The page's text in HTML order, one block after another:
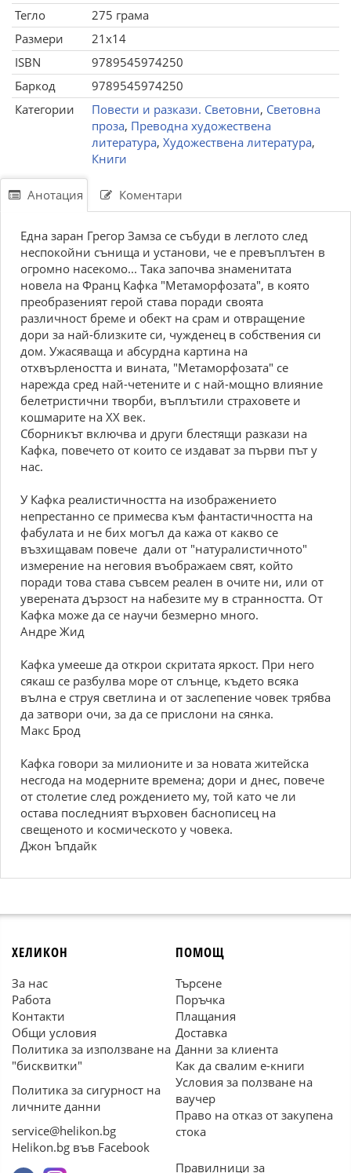
Тегло
275 грама
Размери
21x14
ISBN
9789545974250
Баркод
9789545974250
Категории
Повести и разкази. Световни, Световна
проза, Преводна художествена
литература, Художествена литература,
Книги
Анотация Коментари
Една заран Грегор Замза се събуди в леглото след
неспокойни сънища и установи, че е превъплътен в
огромно насекомо... Така започва знаменитата
новела на Франц Кафка "Метаморфозата", в която
преобразеният герой става поради своята
различност бреме и обект на срам и отвращение
дори за най-близките си, чужденец в собствения си
дом. Ужасяваща и абсурдна картина на
отхвърлеността и вината, "Метаморфозата" се
нарежда сред най-четените и с най-мощно влияние
белетристични творби, въплътили страховете и
кошмарите на ХХ век.
Сборникът включва и други блестящи разкази на
Кафка, повечето от които се издават за първи път у
нас.
У Кафка реалистичността на изображението
непрестанно се примесва към фантастичността на
фабулата и не бих могъл да кажа от какво се
възхищавам повече ­ дали от "натуралистичното"
измерение на неговия въображаем свят, който
поради това става съвсем реален в очите ни, или от
уверената дързост на набезите му в странността. От
Кафка може да се научи безмерно много.
Андре Жид
Кафка умееше да открои скритата яркост. При него
сякаш се разбулва море от слънце, където всяка
вълна е струя светлина и от заслепение човек трябва
да затвори очи, за да се прислони на сянка.
Макс Брод
Кафка говори за милионите и за новата житейска
несгода на модерните времена; дори и днес, повече
от столетие след рождението му, той като че ли
остава последният върховен баснописец на
свещеното и космическото у човека.
Джон Ъпдайк
ХЕЛИКОН
За нас
Работа
Контакти
Общи условия
Политика за използване на
"бисквитки"
Политика за сигурност на
личните данни
service@helikon.bg
Helikon.bg във Facebook
ПОМОЩ
Търсене
Поръчка
Плащания
Доставка
Данни за клиента
Как да свалим е-книги
Условия за ползване на
ваучер
Право на отказ от закупена
стока
Правилници за